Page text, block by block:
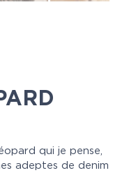
qui je pense,
adeptes de denim